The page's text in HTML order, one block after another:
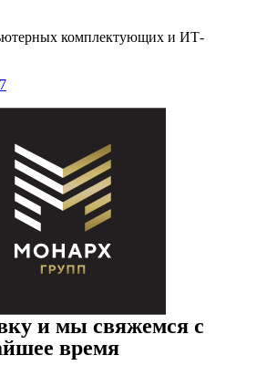
комплектующих и ИТ-
и мы свяжемся с
время